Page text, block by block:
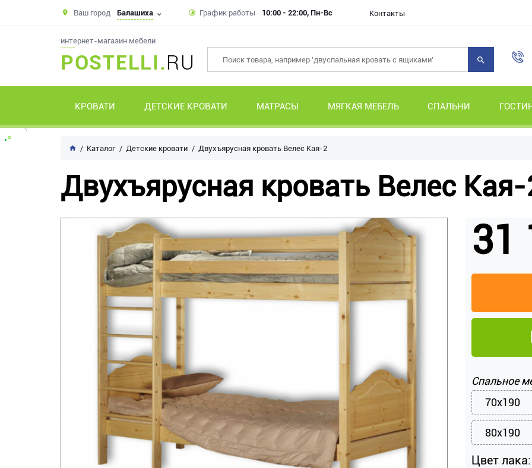
Ваш город Балашиха График работы 10:00 - 22:00, Пн-Вс Контакты
интернет-магазин мебели
POSTELLI.RU
КРОВАТИ ДЕТСКИЕ КРОВАТИ МАТРАСЫ МЯГКАЯ МЕБЕЛЬ СПАЛЬНИ
Каталог Детские кровати Двухъярусная кровать Велес Кая-2
Двухъярусная кровать Велес
31
Спальное
70x190
80x190
Цвет лака: